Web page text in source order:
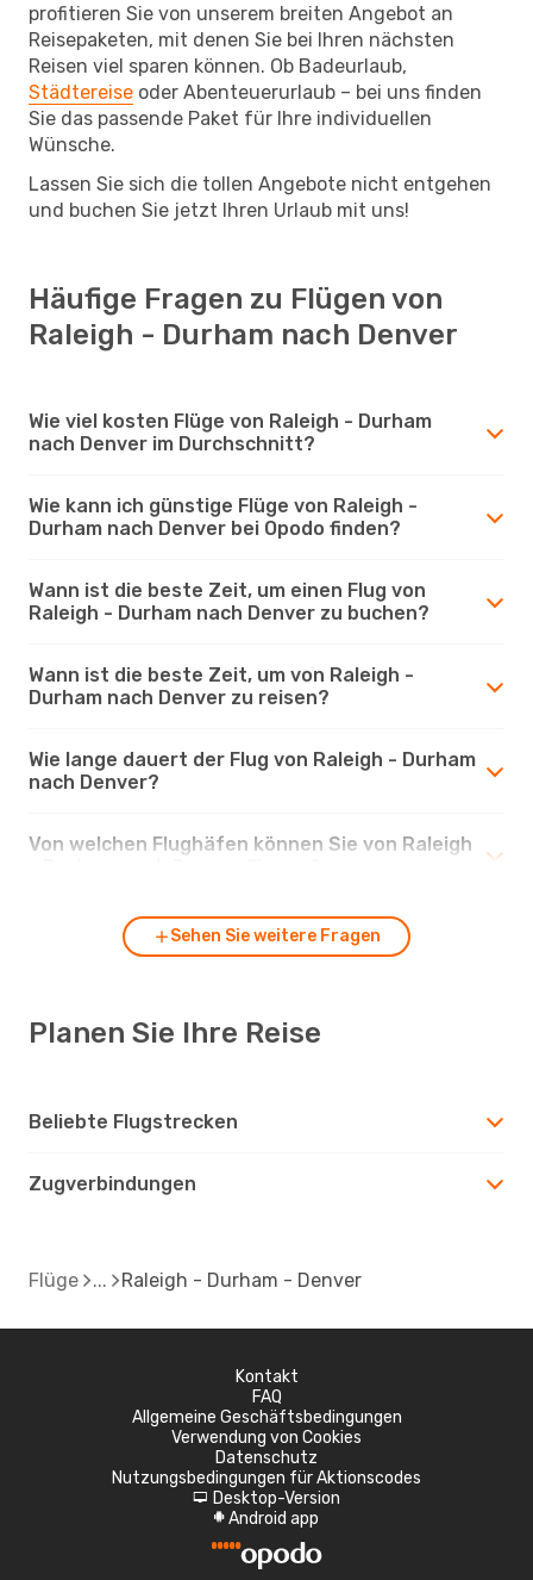
profitieren Sie von unserem breiten Angebot an
Reisepaketen, mit denen Sie bei Ihren nächsten
Reisen viel sparen können. Ob Badeurlaub,
Städtereise oder Abenteuerurlaub – bei uns finden
Sie das passende Paket für Ihre individuellen
Wünsche.
Lassen Sie sich die tollen Angebote nicht entgehen
und buchen Sie jetzt Ihren Urlaub mit uns!
Häufige Fragen zu Flügen von
Raleigh - Durham nach Denver
Wie viel kosten Flüge von Raleigh - Durham
nach Denver im Durchschnitt?
Wie kann ich günstige Flüge von Raleigh -
Durham nach Denver bei Opodo finden?
Wann ist die beste Zeit, um einen Flug von
Raleigh - Durham nach Denver zu buchen?
Wann ist die beste Zeit, um von Raleigh -
Durham nach Denver zu reisen?
Wie lange dauert der Flug von Raleigh - Durham
nach Denver?
Von welchen Flughäfen können Sie von Raleigh
Sehen Sie weitere Fragen
Planen Sie Ihre Reise
Beliebte Flugstrecken
Zugverbindungen
Flüge Raleigh - Durham - Denver
Kontakt
FAQ
Allgemeine Geschäftsbedingungen
Verwendung von Cookies
Datenschutz
Nutzungsbedingungen für Aktionscodes
d Desktop-Version
A Android app